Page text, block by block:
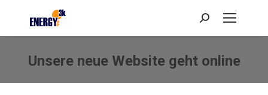
Search:
Unsere neue Website geht online